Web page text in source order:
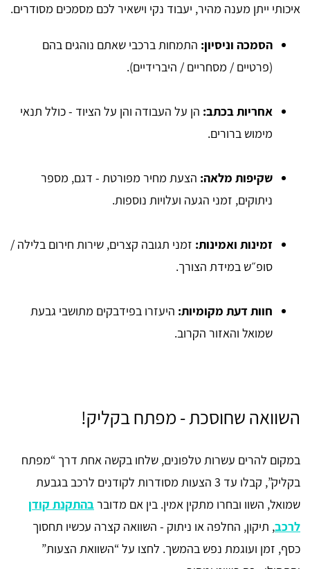
איכותי ייתן מענה מהיר, יעבוד נקי וישאיר לכם מסמכים מסודרים.
הסמכה וניסיון: התמחות ברכבי שאתם נוהגים בהם
(פרטיים / מסחריים / היברידיים).
אחריות בכתב: הן על העבודה והן על הציוד - כולל תנאי
מימוש ברורים.
שקיפות מלאה: הצעת מחיר מפורטת - דגם, מספר
ניתוקים, זמני הגעה ועלויות נוספות.
זמינות ואמינות: זמני תגובה קצרים, שירות חירום בלילה /
סופ״ש במידת הצורך.
חוות דעת מקומיות: היעזרו בפידבקים מתושבי גבעת
שמואל והאזור הקרוב.
השוואה שחוסכת - מפתח בקליק!
במקום להרים עשרות טלפונים, שלחו בקשה אחת דרך “מפתח
בקליק”, קבלו עד 3 הצעות מסודרות לקודנים לרכב בגבעת
שמואל, השוו ובחרו מתקין אמין. בין אם מדוברבהתקנת קודן
לרכב, תיקון, החלפה או ניתוק - השוואה קצרה עכשיו תחסוך
כסף, זמן ועוגמת נפש בהמשך. לחצו על “השוואת הצעות”